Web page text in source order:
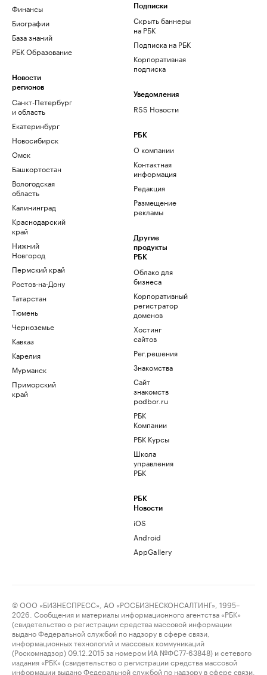
Финансы
Биографии
База знаний
РБК Образование
Новости
регионов
Санкт-Петербург
и область
Екатеринбург
Новосибирск
Омск
Башкортостан
Вологодская
область
Калининград
Краснодарский
край
Нижний
Новгород
Пермский край
Ростов-на-Дону
Татарстан
Тюмень
Черноземье
Кавказ
Карелия
Мурманск
Приморский
край
Подписки
Скрыть баннеры
на РБК
Подписка на РБК
Корпоративная
подписка
Уведомления
RSS Новости
РБК
О компании
Контактная
информация
Редакция
Размещение
рекламы
Другие
продукты
РБК
Облако для
бизнеса
Корпоративный
регистратор
доменов
Хостинг
сайтов
Рег.решения
Знакомства
Сайт
знакомств
podbor.ru
РБК
Компании
РБК Курсы
Школа
управления
РБК
РБК
Новости
iOS
Android
AppGallery
© ООО «БИЗНЕСПРЕСС», АО «РОСБИЗНЕСКОНСАЛТИНГ», 1995–
2026. Сообщения и материалы информационного агентства «РБК»
(свидетельство о регистрации средства массовой информации
выдано Федеральной службой по надзору в сфере связи,
информационных технологий и массовых коммуникаций
(Роскомнадзор) 09.12.2015 за номером ИА №ФС77-63848) и сетевого
издания «РБК» (свидетельство о регистрации средства массовой
информации выдано Федеральной службой по надзору в сфере связи,